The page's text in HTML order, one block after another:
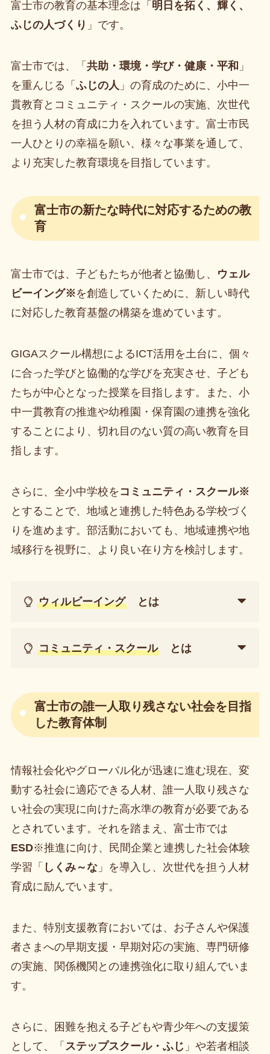
富士市の教育の基本理念は「 明日を拓く、輝く、
ふじの人づくり 」です。
富士市では、「 共助・環境・学び・健康・平和 」
を重んじる「 ふじの人 」の育成のために、小中一
貫教育とコミュニティ・スクールの実施、次世代
を担う人材の育成に力を入れています。富士市民
一人ひとりの幸福を願い、様々な事業を通して、
より充実した教育環境を目指しています。
富士市の新たな時代に対応するための教
育
富士市では、子どもたちが他者と協働し、
ウェル
ビーイング※ を創造していくために、新しい時代
に対応した教育基盤の構築を進めています。
GIGAスクール構想によるICT活用を土台に、個々
に合った学びと協働的な学びを充実させ、子ども
たちが中心となった授業を目指します。また、小
中一貫教育の推進や幼稚園・保育園の連携を強化
することにより、切れ目のない質の高い教育を目
指します。
さらに、全小中学校を コミュニティ・スクール※
とすることで、地域と連携した特色ある学校づく
りを進めます。部活動においても、地域連携や地
域移行を視野に、より良い在り方を検討します。
ウィルビーイング とは
コミュニティ・スクール とは
富士市の誰一人取り残さない社会を目指
した教育体制
情報社会化やグローバル化が迅速に進む現在、変
動する社会に適応できる人材、誰一人取り残さな
い社会の実現に向けた高水準の教育が必要である
とされています。それを踏まえ、富士市では
ESD※推進に向け、民間企業と連携した社会体験
学習「 しくみ～な」を導入し、次世代を担う人材
育成に励んでいます。
また、特別支援教育においては、お子さんや保護
者さまへの早期支援・早期対応の実施、専門研修
の実施、関係機関との連携強化に取り組んでいま
す。
さらに、困難を抱える子どもや青少年への支援策
として、「 ステップスクール・ふじ 」や若者相談